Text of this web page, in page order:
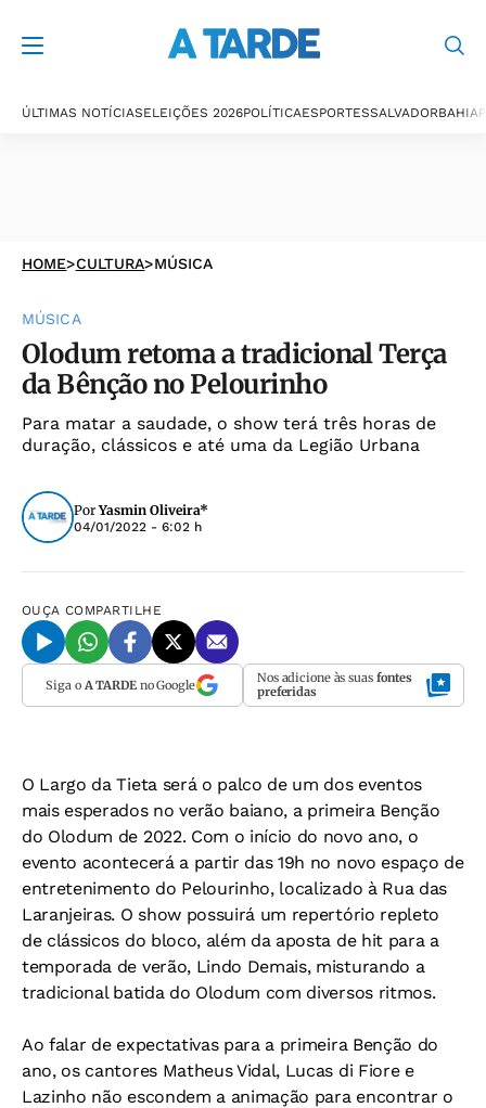
ÚLTIMAS NOTÍCIASELEIÇÕES 2026POLÍTICAESPORTESSALVADORBAHIA
HOME>CULTURA>MÚSICA
MÚSICA
Olodum retoma a tradicional Terça
da Bênção no Pelourinho
Para matar a saudade, o show terá três horas de
duração, clássicos e até uma da Legião Urbana
PorYasmin Oliveira*
04/01/2022 - 6:02 h
OUÇA COMPARTILHE
Siga o A TARDEno Google Nos adicione às suas fontes
preferidas
O Largo da Tieta será o palco de um dos eventos
mais esperados no verão baiano, a primeira Benção
do Olodum de 2022. Com o início do novo ano, o
evento acontecerá a partir das 19h no novo espaço de
entretenimento do Pelourinho, localizado à Rua das
Laranjeiras. O show possuirá um repertório repleto
de clássicos do bloco, além da aposta de hit para a
temporada de verão, Lindo Demais, misturando a
tradicional batida do Olodum com diversos ritmos.
Ao falar de expectativas para a primeira Benção do
ano, os cantores Matheus Vidal, Lucas di Fiore e
Lazinho não escondem a animação para encontrar o